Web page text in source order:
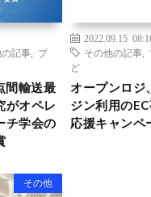
の記事
プ
間輸送最
がオペレ
チ学会の
2022.09.15
その他の記事
ど
オープンロジ
ジン利用の
応援キャンペ
その他